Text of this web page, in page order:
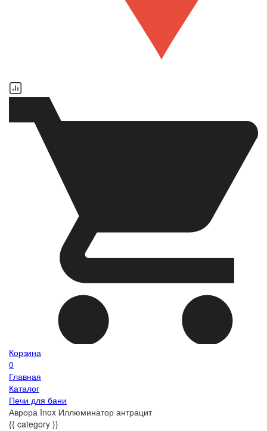
Корзина
0
Главная
Каталог
Печи для бани
Аврора Inox Иллюминатор антрацит
{{ category }}